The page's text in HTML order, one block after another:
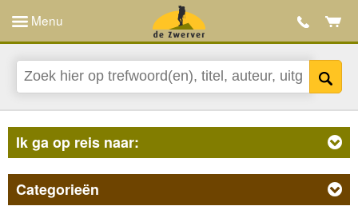
Menu
Ik ga op reis naar:
Categorieën